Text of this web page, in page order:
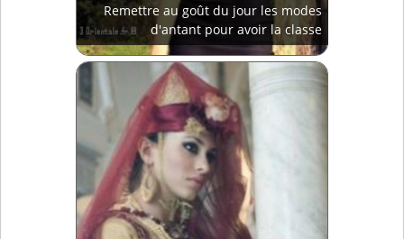
Remettre au goût du jour les modes
d'antant pour avoir la classe